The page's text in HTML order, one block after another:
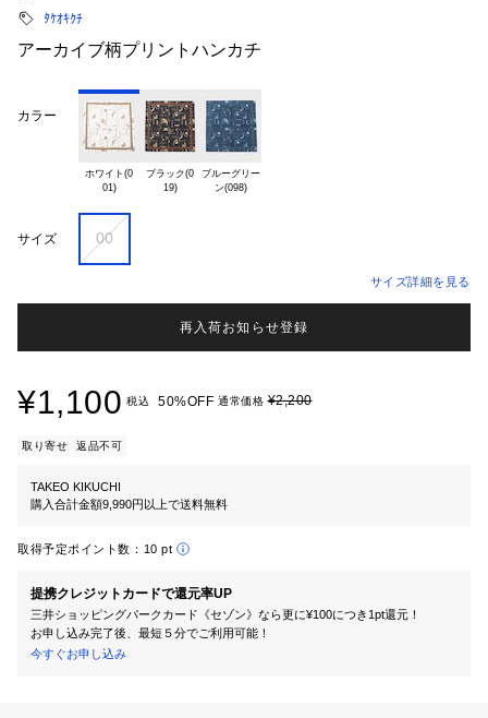
ﾀｹｵｷｸﾁ
アーカイブ柄プリントハンカチ
カラー
ホワイト(0
01)
ブラック(0
19)
ブルーグリー
サイズ 00
サイズ詳細を見る
再入荷お知らせ登録
¥1,100 税込 50%OFF 通常価格¥2,200
取り寄せ 返品不可
TAKEO KIKUCHI
購入合計金額9,990円以上で送料無料
取得予定ポイント数： 10 pt
提携クレジットカードで還元率UP
三井ショッピングパークカード《セゾン》なら更に¥100につき1pt還元！
お申し込み完了後、最短５分でご利用可能！
今すぐお申し込み